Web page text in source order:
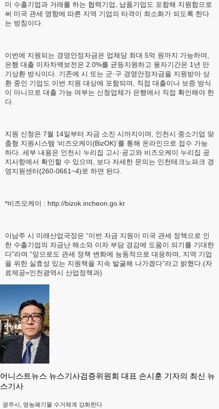
미 수출기업과 거래를 하는 협력기업, 납품기업도 포함해 지원함으로
써 미국 관세 영향에 따른 지역 기업의 타격이 최소화가 되도록 한다
는 방침이다.
이번에 지원되는 경영안정자금은 업체당 최대 5억 원까지 가능하며,
은행 대출 이자차액보전은 2.0%를 균등지원하고 융자기간은 1년 만
기상환 방식이다. 기존에 시 또는 군·구 경영안정자금을 지원받아 상
환 중인 기업도 이번 지원 대상에 포함되며, 직접 대출이나 보증 방식
이 아니므로 대출 가능 여부는 신청업체가 은행에서 직접 확인해야 한
다.
지원 신청은 7월 14일부터 자금 소진 시까지이며, 인천시 중소기업 맞
춤형 지원시스템 ‘비즈오케이(BizOK)’를 통해 온라인으로 접수 가능
하다. 세부 내용은 인천시 누리집 고시·공고와 비즈오케이 누리집 공
지사항에서 확인할 수 있으며, 보다 자세한 문의는 인천테크노파크 경
영지원센터(260-0661~4)로 하면 된다.
*비즈오케이 : http://bizok.incheon.go.kr
이남주 시 미래산업국장은 “이번 자금 지원이 미국 관세 정책으로 인
한 수출기업의 자금난 해소와 이자 부담 경감에 도움이 되기를 기대한
다”라며 “앞으로도 관세 정책 변화에 능동적으로 대응하며, 지역 기업
을 위한 실효성 있는 지원책을 지속 발굴해 나가겠다”라고 밝혔다.(자
료제공=인천광역시 산업정책과)
어니스트뉴스 뉴스기사검증위원회 대표 손시훈 기자의 최신 뉴
스기사
광주시, 영농폐기물 수거체계 강화한다